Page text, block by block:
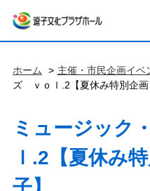
ホーム 主催・市民企画イベ
ズ ｖｏｌ.2【夏休み特別企
ミュージック
ｌ.2【夏休み